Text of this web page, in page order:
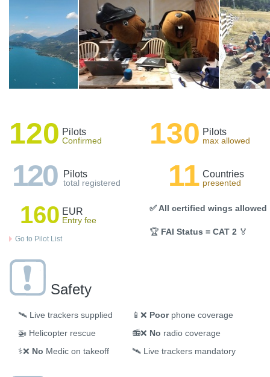
120 Pilots
Confirmed
120 Pilots
total registered
160 EUR
Entry fee
Go to Pilot List
130 Pilots
max allowed
11 Countries
presented
✅ All certified wings allowed
🏆 FAI Status = CAT 2 🏅
Safety
🛰️ Live trackers supplied
🚁 Helicopter rescue
⚕️❌ No Medic on takeoff
📱❌ Poor phone coverage
📻❌ No radio coverage
🛰️ Live trackers mandatory